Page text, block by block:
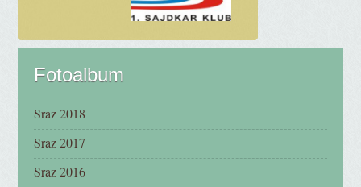
Fotoalbum
Sraz 2018
Sraz 2017
Sraz 2016